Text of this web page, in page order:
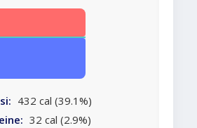
432 cal (39.1%)
32 cal (2.9%)